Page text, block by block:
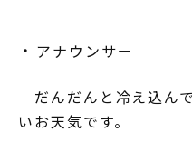
アナウンサー
だんだんと冷え込ん
いお天気です。